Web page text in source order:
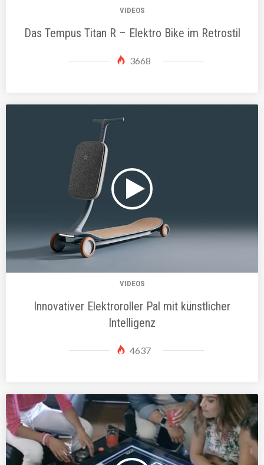
VIDEOS
Das Tempus Titan R – Elektro Bike im Retrostil
3668
VIDEOS
Innovativer Elektroroller Pal mit künstlicher
Intelligenz
4637